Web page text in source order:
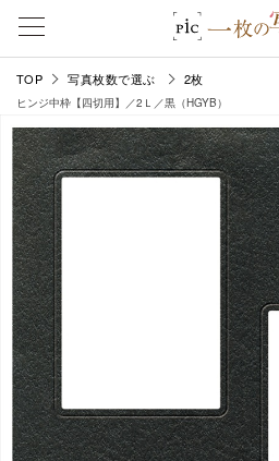
TOP 写真枚数で選ぶ 2枚
ヒンジ中枠【四切用】／2Ｌ／黒（HGYB）